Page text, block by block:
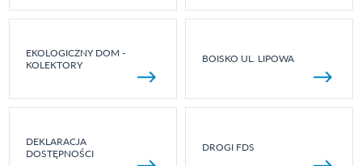
EKOLOGICZNY DOM -
KOLEKTORY
BOISKO UL. LIPOWA
DEKLARACJA
DOSTĘPNOŚCI
DROGI FDS